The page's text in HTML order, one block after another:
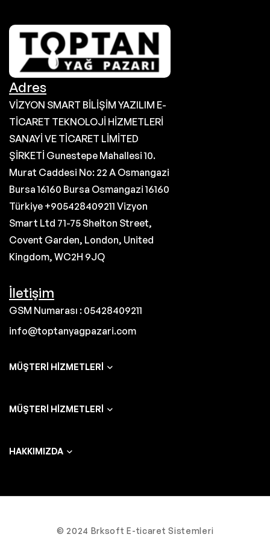
Adres
VİZYON SMART BİLİŞİM YAZILIM E-
TİCARET TEKNOLOJİ HİZMETLERİ
SANAYİ VE TİCARET LİMİTED
ŞİRKETİ Gunestepe Mahallesi 10.
Murat Caddesi No: 22 A Osmangazi
Bursa 16160 Bursa Osmangazi 16160
Türkiye +905428409211 Vizyon
Smart Ltd 71-75 Shelton Street,
Covent Garden, London, United
Kingdom, WC2H 9JQ
İletişim
GSM Numarası : 05428409211
info@toptanyagpazari.com
MÜŞTERI HIZMETLERI
MÜŞTERI HIZMETLERI
HAKKIMIZDA
© 2024 Brksoft E-ticaret Sistemleri